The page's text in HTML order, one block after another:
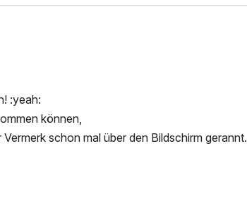
:yeah:
können,
schon mal über den Bildschirm gerannt.